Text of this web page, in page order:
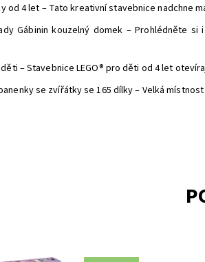
od 4 let – Tato kreativní stavebnice nadchne
Gábinin kouzelný domek – Prohlédněte
– Stavebnice LEGO® pro děti od 4 let
se zvířátky se 165 dílky – Velká